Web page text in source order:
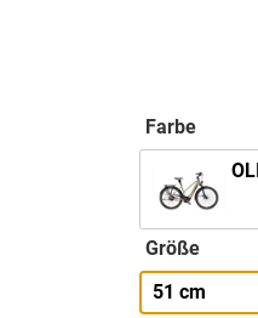
Farbe
Größe
51 cm